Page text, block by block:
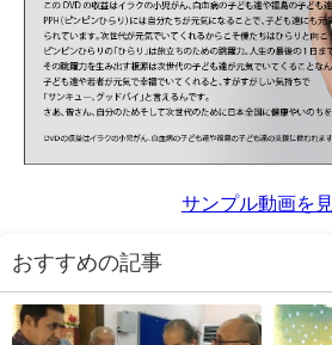
サンプル動画を
おすすめの記事